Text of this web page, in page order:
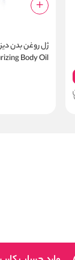
ژل روغن بدن
Body Oil
C - 200 ml